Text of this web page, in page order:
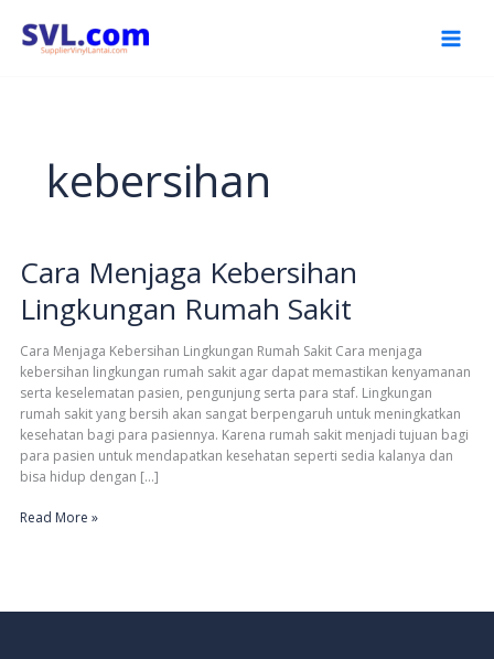
content
kebersihan
Cara Menjaga Kebersihan
Lingkungan Rumah Sakit
Cara Menjaga Kebersihan Lingkungan Rumah Sakit Cara menjaga
kebersihan lingkungan rumah sakit agar dapat memastikan kenyamanan
serta keselematan pasien, pengunjung serta para staf. Lingkungan
rumah sakit yang bersih akan sangat berpengaruh untuk meningkatkan
kesehatan bagi para pasiennya. Karena rumah sakit menjadi tujuan bagi
para pasien untuk mendapatkan kesehatan seperti sedia kalanya dan
bisa hidup dengan […]
Cara
Menjaga
Kebersihan
Lingkungan
Rumah
Sakit
Read More »